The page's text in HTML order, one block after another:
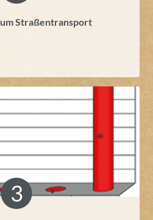
Straßentransport